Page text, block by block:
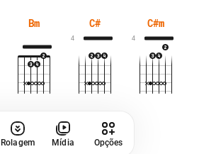
Bm C#
4
C#m
4
Rolagem Mídia Opções